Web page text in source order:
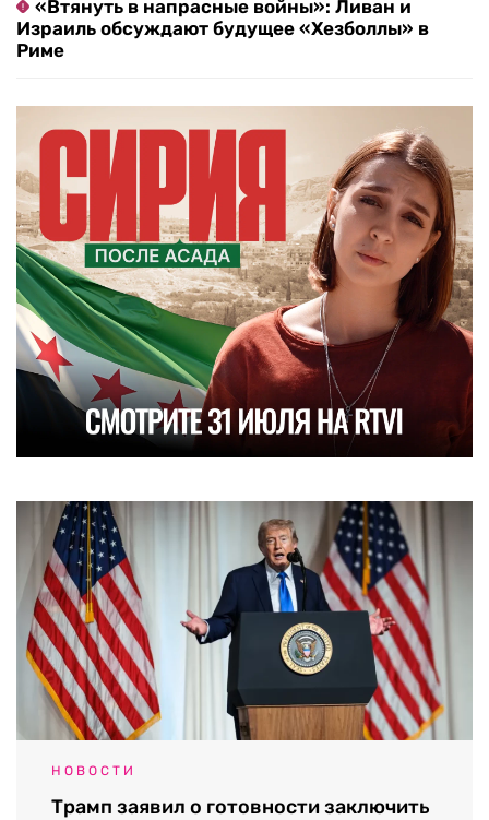
«Втянуть в напрасные войны»: Ливан и
Израиль обсуждают будущее «Хезболлы» в
Риме
НОВОСТИ
Трамп заявил о готовности заключить